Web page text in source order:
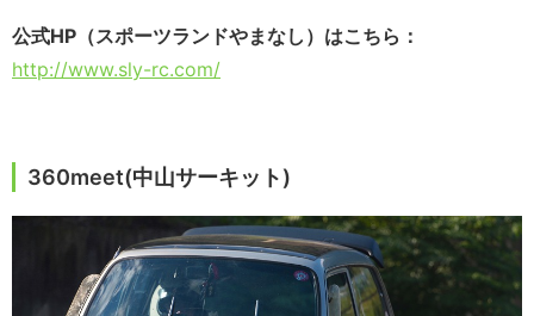
公式HP（スポーツランドやまなし）はこちら：
http://www.sly-rc.com/
360meet(中山サーキット)